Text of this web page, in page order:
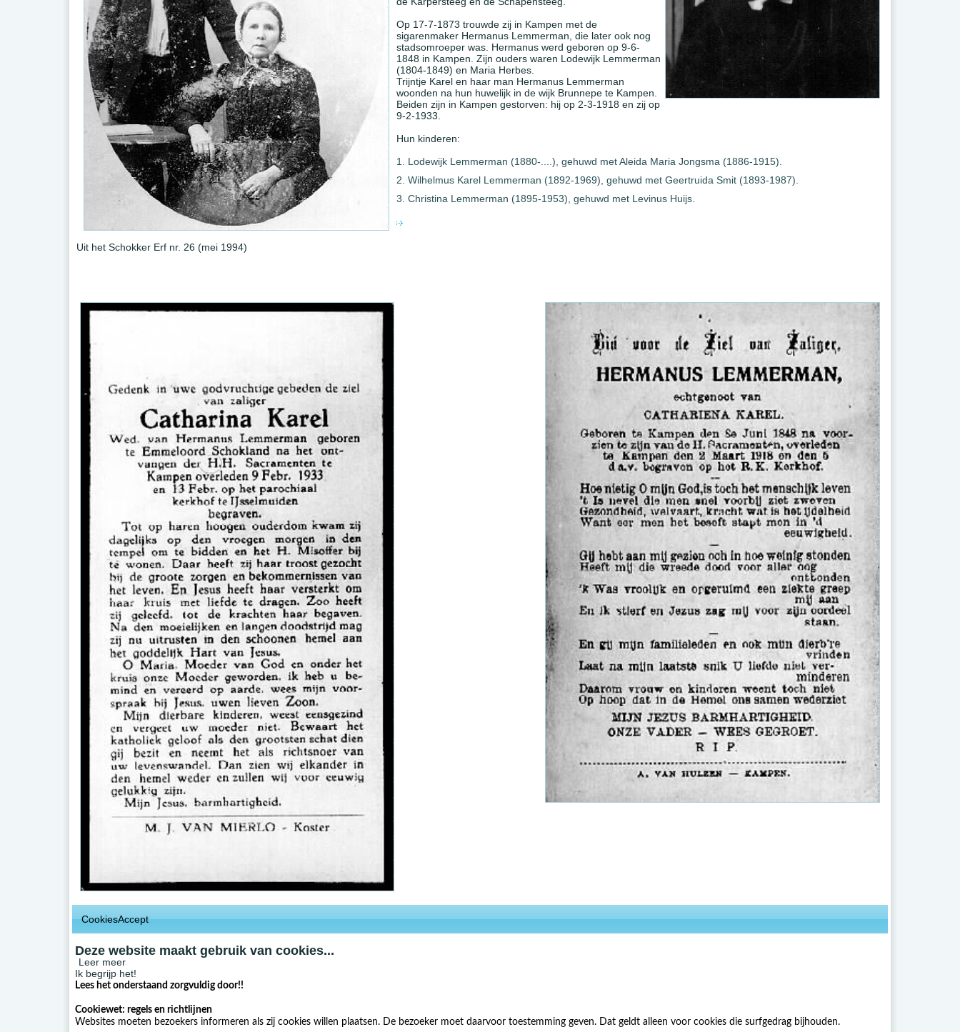
Op 17-7-1873 trouwde zij in Kampen met de
sigarenmaker Hermanus Lemmerman, die later ook nog
stadsomroeper was. Hermanus werd geboren op 9-6-
1848 in Kampen. Zijn ouders waren Lodewijk Lemmerman
(1804-1849) en Maria Herbes.
Trijntje Karel en haar man Hermanus Lemmerman
woonden na hun huwelijk in de wijk Brunnepe te Kampen.
Beiden zijn in Kampen gestorven: hij op 2-3-1918 en zij op
9-2-1933.
Hun kinderen:
Lodewijk Lemmerman (1880-....), gehuwd met Aleida Maria Jongsma (1886-1915).
Wilhelmus Karel Lemmerman (1892-1969), gehuwd met Geertruida Smit (1893-1987).
Christina Lemmerman (1895-1953), gehuwd met Levinus Huijs.
Uit het Schokker Erf nr. 26 (mei 1994)
CookiesAccept
Deze website maakt gebruik van cookies...
Leer meer
Ik begrijp het!
Lees het onderstaand zorgvuldig door!!
Cookiewet: regels en richtlijnen
Websites moeten bezoekers informeren als zij cookies willen plaatsen. De bezoeker moet daarvoor toestemming geven. Dat geldt alleen voor cookies die surfgedrag bijhouden.